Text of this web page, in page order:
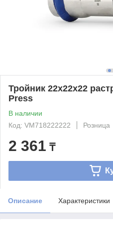
Тройник 22x22x22
Press
В наличии
Код: VM718222222
Розница
2 361 ₸
Описание Характеристики